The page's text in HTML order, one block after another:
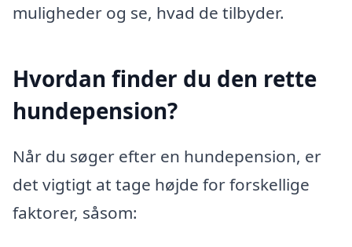
muligheder og se, hvad de tilbyder.
Hvordan finder du den rette
hundepension?
Når du søger efter en hundepension, er
det vigtigt at tage højde for forskellige
faktorer, såsom: